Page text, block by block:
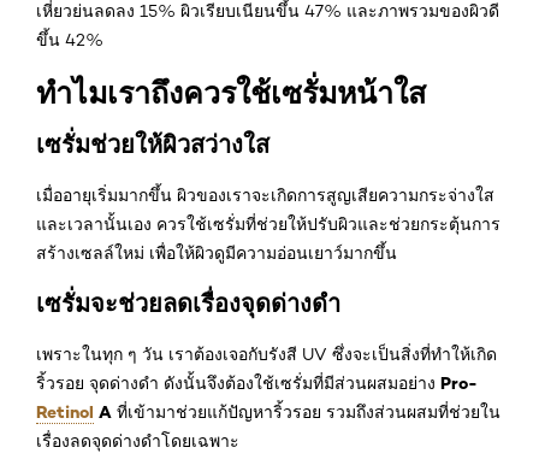
เหี่ยวย่นลดลง 15% ผิวเรียบเนียนขึ้น 47% และภาพรวมของผิวดี
ขึ้น 42%
ทำไมเราถึงควรใช้เซรั่มหน้าใส
เซรั่มช่วยให้ผิวสว่างใส
เมื่ออายุเริ่มมากขึ้น ผิวของเราจะเกิดการสูญเสียความกระจ่างใส
และเวลานั้นเอง ควรใช้เซรั่มที่ช่วยให้ปรับผิวและช่วยกระตุ้นการ
สร้างเซลล์ใหม่ เพื่อให้ผิวดูมีความอ่อนเยาว์มากขึ้น
เซรั่มจะช่วยลดเรื่องจุดด่างดำ
เพราะในทุก ๆ วัน เราต้องเจอกับรังสี UV ซึ่งจะเป็นสิ่งที่ทำให้เกิด
ริ้วรอย จุดด่างดำ ดังนั้นจึงต้องใช้เซรั่มที่มีส่วนผสมอย่าง Pro-
Retinol A ที่เข้ามาช่วยแก้ปัญหาริ้วรอย รวมถึงส่วนผสมที่ช่วยใน
เรื่องลดจุดด่างดำโดยเฉพาะ